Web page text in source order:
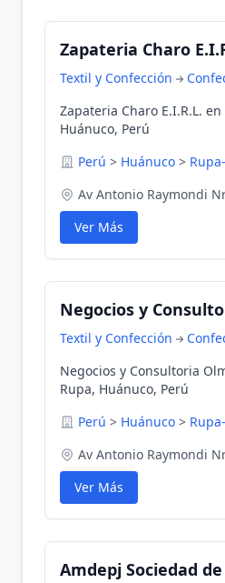
Zapateria Charo
Textil y Confección
Zapateria Charo E.I.R.L.
Huánuco, Perú
Perú > Huánuco >
Av Antonio Raymondi
Ver Más
Negocios y
Textil y Confección
Negocios y Consultoria
Rupa, Huánuco, Perú
Perú > Huánuco >
Av Antonio Raymondi
Ver Más
Amdepj Sociedad de